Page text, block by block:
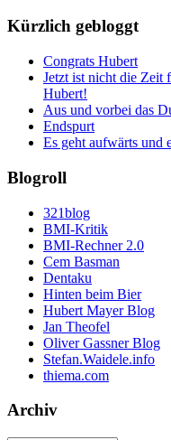
Kürzlich gebloggt
Congrats Hubert
Jetzt ist nicht die Zeit
Hubert!
Aus und vorbei das
Endspurt
Es geht aufwärts und
Blogroll
321blog
BMI-Kritik
BMI-Rechner 2.0
Cem Basman
Dentaku
Hinten beim Bier
Hubert Mayer Blog
Jan Theofel
Oliver Gassner Blog
Stefan.Waidele.info
thiema.com
Archiv